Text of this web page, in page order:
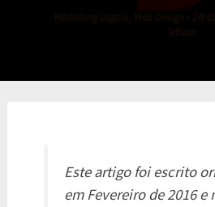
Este artigo foi escrito
emFevereiro de 2016e